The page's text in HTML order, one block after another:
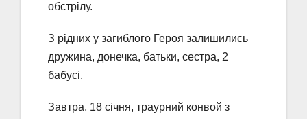
обстрілу.
З рідних у загиблого Героя залишились
дружина, донечка, батьки, сестра, 2
бабусі.
Завтра, 18 січня, траурний конвой з